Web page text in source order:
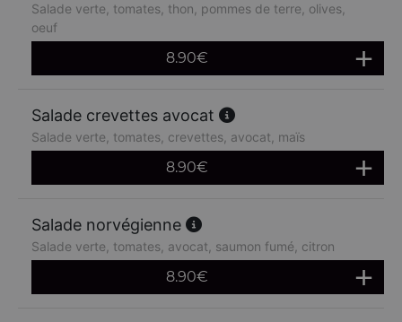
Salade verte, tomates, thon, pommes de terre, olives,
oeuf
8.90€
Salade crevettes avocat
Salade verte, tomates, crevettes, avocat, maïs
8.90€
Salade norvégienne
Salade verte, tomates, avocat, saumon fumé, citron
8.90€